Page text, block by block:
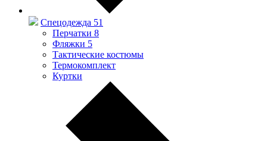
Спецодежда 51
Перчатки 8
Фляжки 5
Тактические костюмы
Термокомплект
Куртки